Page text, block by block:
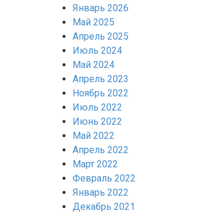
Январь 2026
Май 2025
Апрель 2025
Июль 2024
Май 2024
Апрель 2023
Ноябрь 2022
Июль 2022
Июнь 2022
Май 2022
Апрель 2022
Март 2022
Февраль 2022
Январь 2022
Декабрь 2021